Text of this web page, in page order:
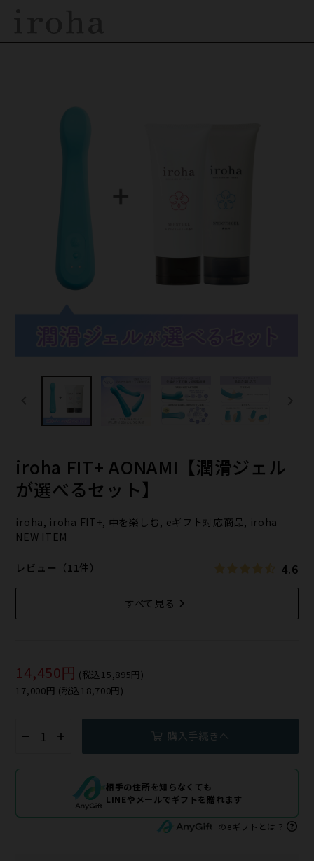
iroha FIT+ AONAMI【潤滑ジェル
が選べるセット】
iroha, iroha FIT+, 中を楽しむ, eギフト対応商品, iroha
NEW ITEM
レビュー（11件） 4.6
すべて見る
14,450円 (税込15,895円)
17,000円 (税込18,700円)
購入手続きへ
相手の住所を知らなくても
LINEやメールでギフトを贈れます
のeギフトとは？